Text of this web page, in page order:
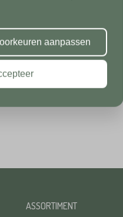
Plaats*
ASSORTIMENT
aanpassen